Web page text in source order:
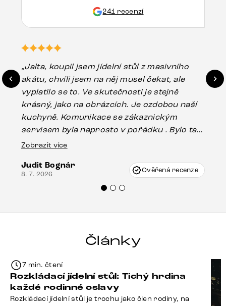
241 recenzí
„Jalta, koupil jsem jídelní stůl z masivního
akátu, chvíli jsem na něj musel čekat, ale
vyplatilo se to. Ve skutečnosti je stejně
krásný, jako na obrázcích. Je ozdobou naší
kuchyně. Komunikace se zákaznickým
servisem byla naprosto v pořádku . Bylo tam
drobné poškození u nohy stolu, které mohlo
Vincze mi velmi korektně vyšli vstříc.
Doporučuji produkty Delife všem.“
Zobrazit více
Judit Bognár
8. 7. 2026 Ověřená recenze
Články
7 min. čtení
Rozkládací jídelní stůl: Tichý hrdina
každé rodinné oslavy
Rozkládací jídelní stůl je trochu jako člen rodiny, na